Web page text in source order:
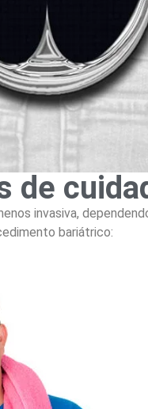
de
invasiva,
bariátrico: